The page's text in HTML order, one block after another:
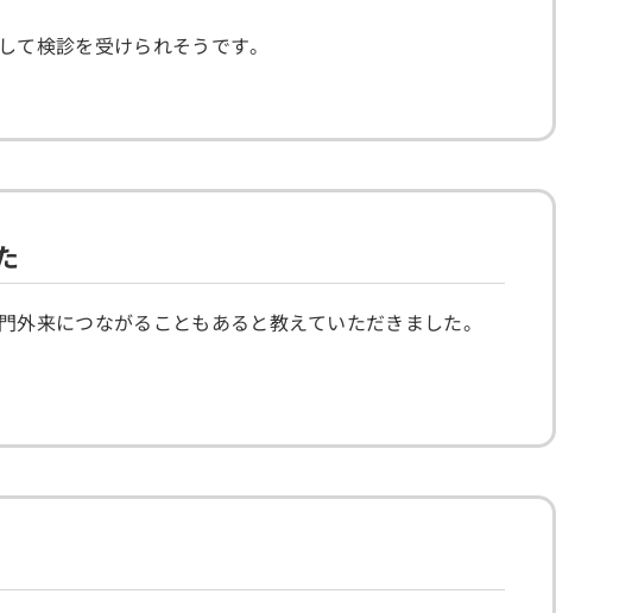
検診を受けられそうです。
来につながることもあると教えていただきました。